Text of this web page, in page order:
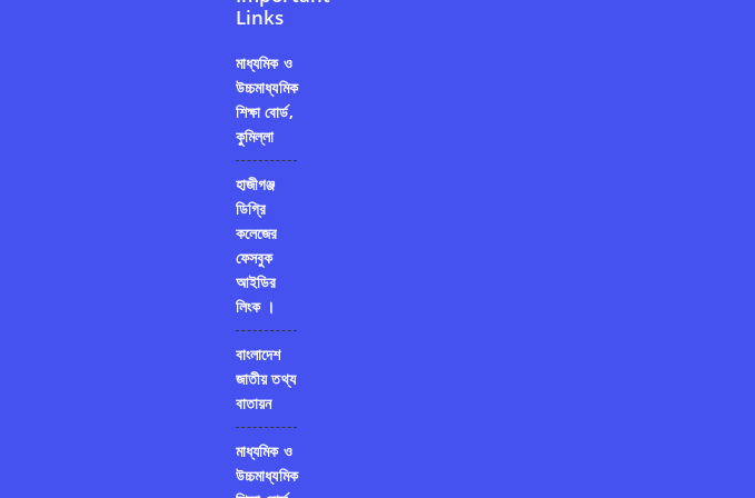
Links
মাধ্যমিক ও
উচ্চমাধ্যমিক
শিক্ষা বোর্ড,
কুমিল্লা
হাজীগঞ্জ
ডিগ্রি
কলেজের
ফেসবুক
আইডির
লিংক ।
বাংলাদেশ
জাতীয় তথ্য
বাতায়ন
মাধ্যমিক ও
উচ্চমাধ্যমিক